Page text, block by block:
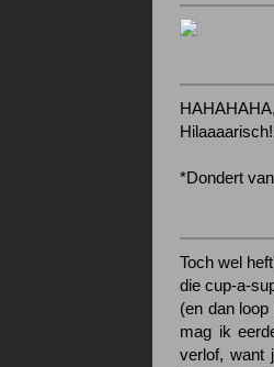
*Dondert
Toch wel
die cup-a-
(en dan
mag ik
verlof, want